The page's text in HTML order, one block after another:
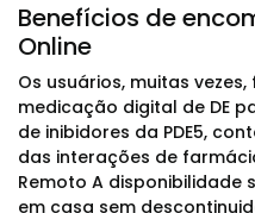
Benefícios de
Online
Os usuários, muitas
medicação digital de DE
de inibidores da PDE5,
das interações de
Remoto A disponibilidade
em casa sem